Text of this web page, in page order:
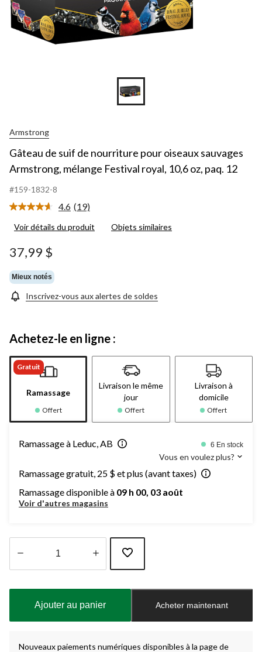
Armstrong
Gâteau de suif de nourriture pour oiseaux sauvages
Armstrong, mélange Festival royal, 10,6 oz, paq. 12
#159-1832-8
4.6 Lire
19
(19)
Voir détails du produit Objets similaires
37,99 $
Mieux notés
Inscrivez-vous aux alertes de soldes
Achetez-le en ligne :
Gratuit
Ramassage
Offert
Livraison le même
jour
Offert
Livraison à
domicile
Offert
Ramassage à Leduc, AB 6 En stock
Vous en voulez plus?
Ramassage gratuit, 25 $ et plus (avant taxes)
Ramassage disponible à 09 h 00, 03 août
Voir d'autres magasins
à
Ajouter au panier Acheter maintenant
Nouveaux paiements numériques disponibles à la page de